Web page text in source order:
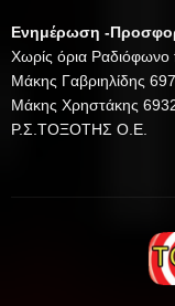
Ενημέρωση -
Xωρίς όρια
Μάκης Γαβριηλίδης
Μάκης Χρηστάκης
Ρ.Σ.ΤΟΞΟΤΗΣ Ο.Ε.